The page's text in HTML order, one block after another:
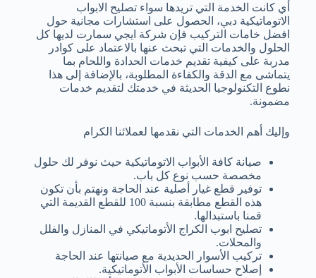
أي كانت الخدمة التي تريدها سواء تصليح الابواب
الاتوماتيكية دبي، الحصول على استشارات مجانية حول
افضل خامات التركيب فإن شركة ايجي سمارت لديها كل
الحلول والخدمات التي تبحث عنها بالاعتماد على كوادر
مدربة على كيفية تقديم خدمات الحدادة واللحام بما
يتماشى مع الدقة والكفاءة المطلوبة، بالإضافة إلى هذا
نطوع التكنولوجيا الحديثة في خدمتك لتقديم خدمات
مضمونة.
وإليك أهم الخدمات التي نقدمها لعملائنا الكرام
صيانة كافة الأبواب الاتوماتيكية حيث نوفر لك حلول
مخصصة حسب نوع كل باب.
توفير قطع غيار أصلية عند الحاجة ونهتم بأن تكون
هذه القطع مطابقة بنسبة 100 للقطع القديمة التي
قمنا باستبدالها.
تصليح ابوب الكراج الأتوماتيكي في المنازل والفلل
والمحلات.
تركيب الأسوار الحديدية مع صيانتها عند الحاجة
إصلاح حساسات الأبواب الأتوماتيكية.